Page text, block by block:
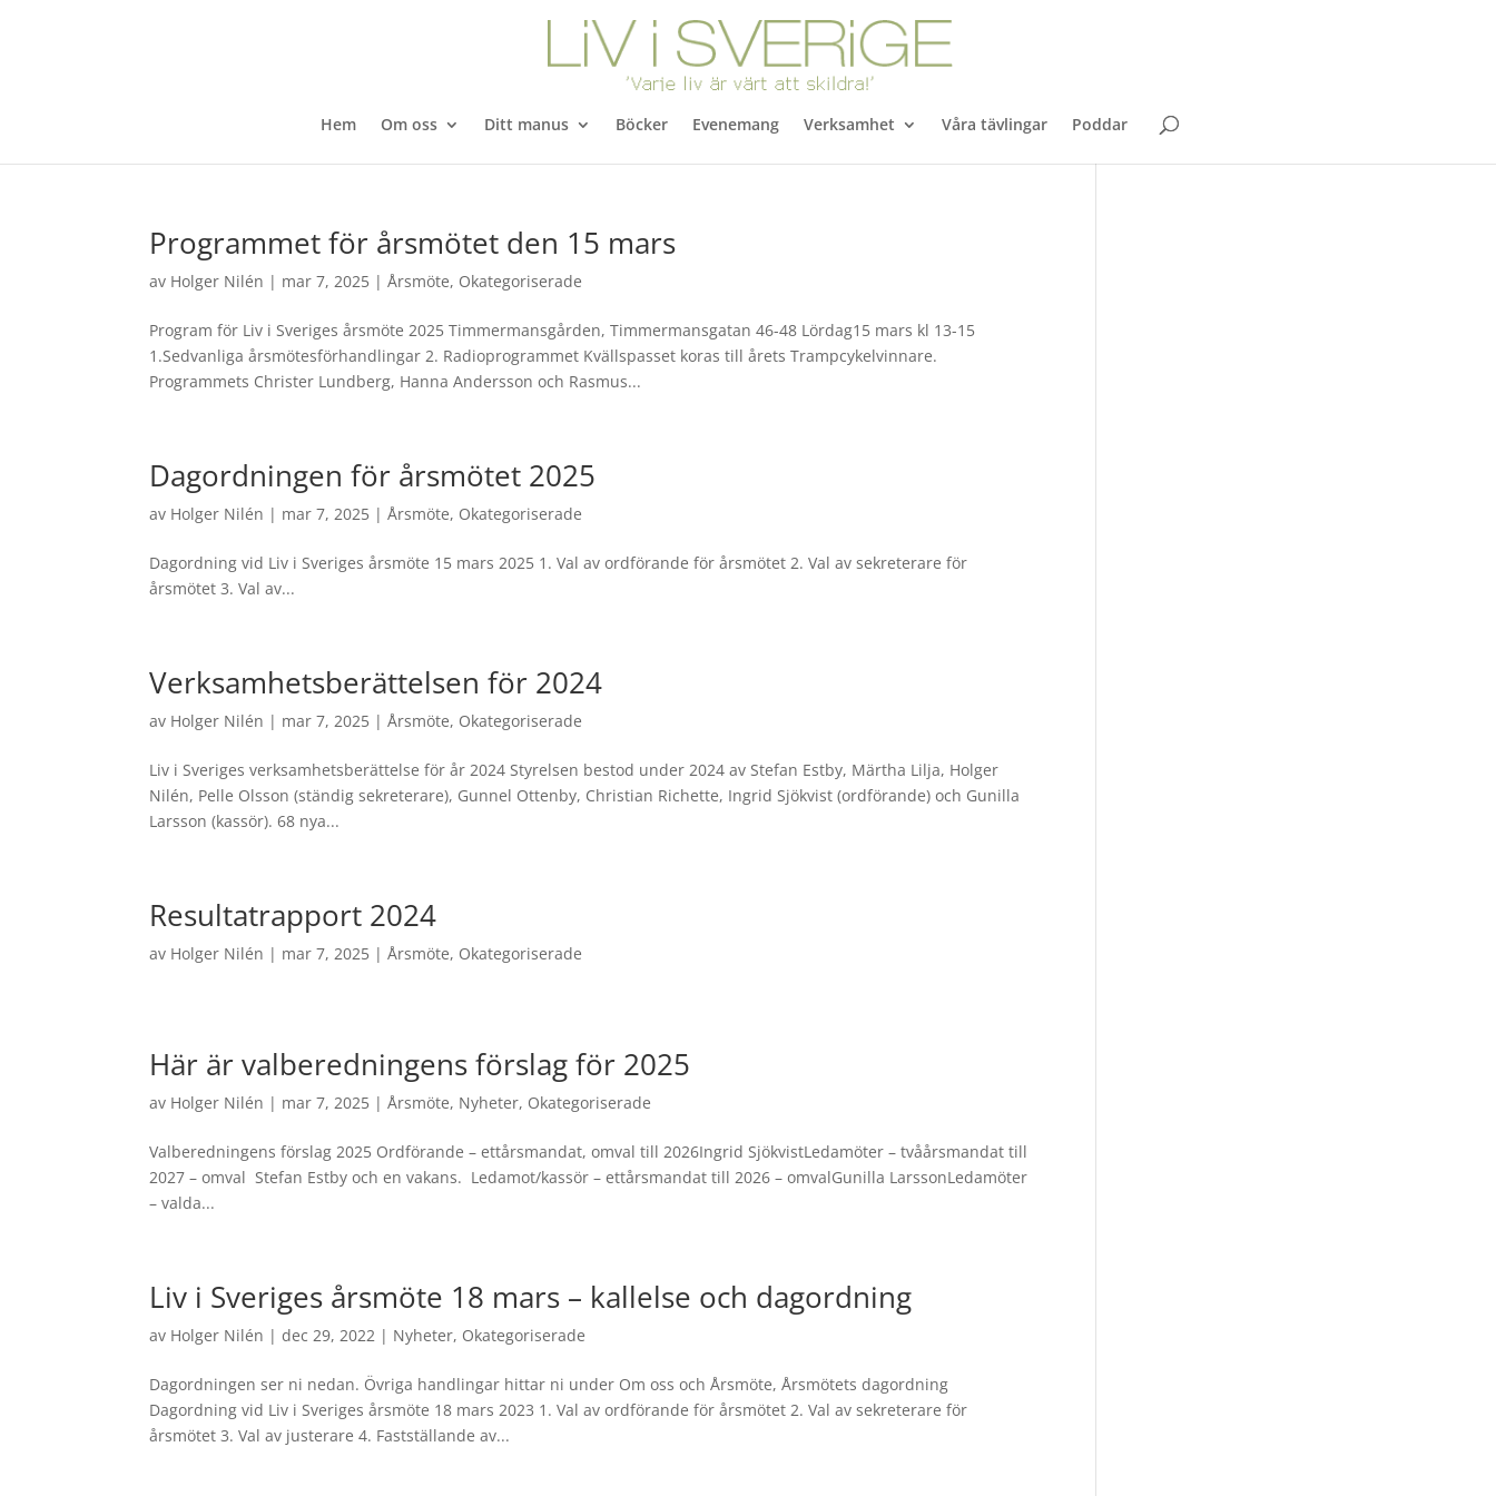
Hem Om oss Ditt manus Böcker Evenemang Verksamhet Våra tävlingar Poddar
Programmet för årsmötet den 15 mars
av Holger Nilén | mar 7, 2025 |Årsmöte, Okategoriserade
Program för Liv i Sveriges årsmöte 2025 Timmermansgården, Timmermansgatan 46-48 Lördag15 mars kl 13-15
1.Sedvanliga årsmötesförhandlingar 2. Radioprogrammet Kvällspasset koras till årets Trampcykelvinnare.
Programmets Christer Lundberg, Hanna Andersson och Rasmus...
Dagordningen för årsmötet 2025
av Holger Nilén | mar 7, 2025 |Årsmöte, Okategoriserade
Dagordning vid Liv i Sveriges årsmöte 15 mars 2025 1. Val av ordförande för årsmötet 2. Val av sekreterare för
årsmötet 3. Val av...
Verksamhetsberättelsen för 2024
av Holger Nilén | mar 7, 2025 |Årsmöte, Okategoriserade
Liv i Sveriges verksamhetsberättelse för år 2024 Styrelsen bestod under 2024 av Stefan Estby, Märtha Lilja, Holger
Nilén, Pelle Olsson (ständig sekreterare), Gunnel Ottenby, Christian Richette, Ingrid Sjökvist (ordförande) och Gunilla
Larsson (kassör). 68 nya...
Resultatrapport 2024
av Holger Nilén | mar 7, 2025 |Årsmöte, Okategoriserade
Här är valberedningens förslag för 2025
av Holger Nilén | mar 7, 2025 |Årsmöte, Nyheter, Okategoriserade
Valberedningens förslag 2025 Ordförande – ettårsmandat, omval till 2026Ingrid SjökvistLedamöter – tvåårsmandat till
2027 – omval Stefan Estby och en vakans. Ledamot/kassör – ettårsmandat till 2026 – omvalGunilla LarssonLedamöter
– valda...
Liv i Sveriges årsmöte 18 mars – kallelse och dagordning
av Holger Nilén |dec 29, 2022 | Nyheter, Okategoriserade
Dagordningen ser ni nedan. Övriga handlingar hittar ni under Om oss och Årsmöte, Årsmötets dagordning
Dagordning vid Liv i Sveriges årsmöte 18 mars 2023 1. Val av ordförande för årsmötet 2. Val av sekreterare för
årsmötet 3. Val av justerare 4. Fastställande av...